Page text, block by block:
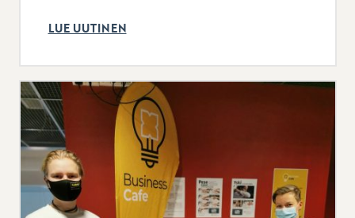
LUE UUTINEN